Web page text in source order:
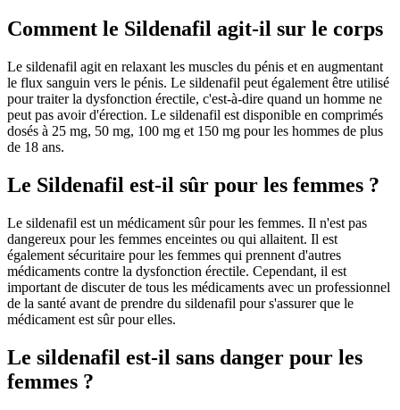
Comment le Sildenafil agit-il sur le corps
Le sildenafil agit en relaxant les muscles du pénis et en augmentant
le flux sanguin vers le pénis. Le sildenafil peut également être utilisé
pour traiter la dysfonction érectile, c'est-à-dire quand un homme ne
peut pas avoir d'érection. Le sildenafil est disponible en comprimés
dosés à 25 mg, 50 mg, 100 mg et 150 mg pour les hommes de plus
de 18 ans.
Le Sildenafil est-il sûr pour les femmes ?
Le sildenafil est un médicament sûr pour les femmes. Il n'est pas
dangereux pour les femmes enceintes ou qui allaitent. Il est
également sécuritaire pour les femmes qui prennent d'autres
médicaments contre la dysfonction érectile. Cependant, il est
important de discuter de tous les médicaments avec un professionnel
de la santé avant de prendre du sildenafil pour s'assurer que le
médicament est sûr pour elles.
Le sildenafil est-il sans danger pour les
femmes ?